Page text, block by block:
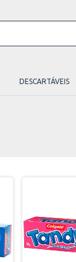
DESCARTÁVEIS